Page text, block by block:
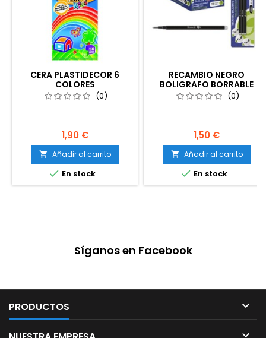
CERA PLASTIDECOR 6
COLORES
(0)
1,90 €
 Añadir al carrito
 En stock
RECAMBIO NEGRO
BOLIGRAFO BORRABLE
BISMARK BLISTER 3U
(0)
1,50 €
 Añadir al carrito
 En stock
Síganos en Facebook
PRODUCTOS 